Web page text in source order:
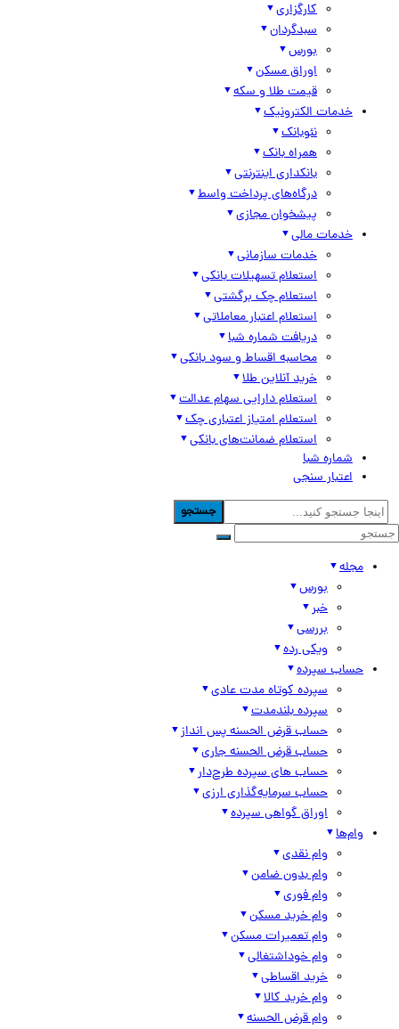
کارگزاری
سبدگردان
بورس
اوراق مسکن
قیمت طلا و سکه
خدمات الکترونیک
نئوبانک
همراه بانک
بانکداری اینترنتی
درگاه‌های پرداخت واسط
پیشخوان مجازی
خدمات مالی
خدمات سازمانی
استعلام تسهیلات بانکی
استعلام چک برگشتی
استعلام اعتبار معاملاتی
دریافت شماره شبا
محاسبه اقساط و سود بانکی
خرید آنلاین طلا
استعلام دارایی سهام عدالت
استعلام امتیاز اعتباری چک
استعلام ضمانت‌های بانکی
شماره شبا
اعتبار سنجی
جستجو
مجله
بورس
خبر
بررسی
ویکی رده
حساب سپرده
سپرده کوتاه مدت عادی
سپرده بلندمدت
حساب قرض الحسنه پس انداز
حساب قرض الحسنه جاری
حساب های سپرده طرح‌دار
حساب سرمایه‌گذاری ارزی
اوراق گواهی سپرده
وام‌ها
وام نقدی
وام بدون ضامن
وام فوری
وام خرید مسکن
وام تعمیرات مسکن
وام خوداشتغالی
خرید اقساطی
وام خرید کالا
وام قرض الحسنه